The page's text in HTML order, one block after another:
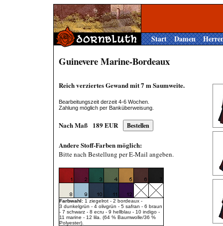
Start Damen
Guinevere Marine-Bordeaux
Reich verziertes Gewand mit 7 m Saumweite.
Bearbeitungszeit derzeit 4-6 Wochen.
Zahlung möglich per Banküberweisung.
Nach Maß 189EUR
Andere Stoff-Farben möglich:
Bitte nach Bestellung per E-Mail angeben.
Farbwahl: 1 ziegelrot - 2 bordeaux -
3 dunkelgrün - 4 olivgrün - 5 safran - 6 braun
- 7 schwarz - 8 ecru - 9 hellblau - 10 indigo -
11 marine - 12 lila. (64 % Baumwolle/36 %
Polyester).